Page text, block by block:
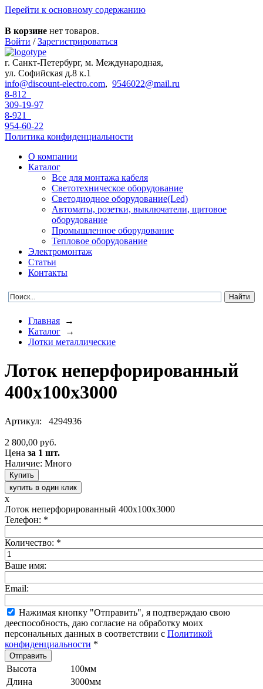
Перейти к основному содержанию
В корзине нет товаров.
Войти / Зарегистрироваться
г. Санкт-Петербург, м. Международная,
ул. Софийская д.8 к.1
info@discount-electro.com, 9546022@mail.ru
8-812
309-19-97
8-921
954-60-22
Политика конфиденциальности
О компании
Каталог
Все для монтажа кабеля
Светотехническое оборудование
Светодиодное оборудование(Led)
Автоматы, розетки, выключатели, щитовое
оборудование
Промышленное оборудование
Тепловое оборудование
Электромонтаж
Статьи
Контакты
Главная →
Каталог →
Лотки металлические
Лоток неперфорированный
400х100х3000
Артикул: 4294936
2 800,00 руб.
Цена за 1 шт.
Наличие: Много
купить в один клик
x
Лоток неперфорированный 400х100х3000
Телефон: *
Количество: *
Ваше имя:
Email:
Нажимая кнопку "Отправить", я подтверждаю свою
дееспособность, даю согласие на обработку моих
персональных данных в соответствии с Политикой
конфиденциальности *
Высота
100мм
Длина
3000мм